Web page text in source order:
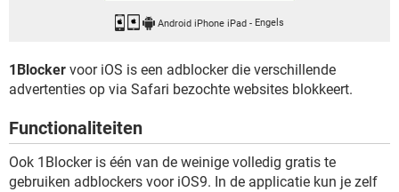
SNAPCHAT
GRATIS SNAPCHAT
Android iPhone iPad - Engels
1Blocker voor iOS is een adblocker die verschillende
advertenties op via Safari bezochte websites blokkeert.
Functionaliteiten
Ook 1Blocker is één van de weinige volledig gratis te
gebruiken adblockers voor iOS9. In de applicatie kun je zelf